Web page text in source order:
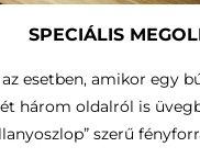
SPECIÁLIS
az esetben, amikor egy
három oldalról is
szerű